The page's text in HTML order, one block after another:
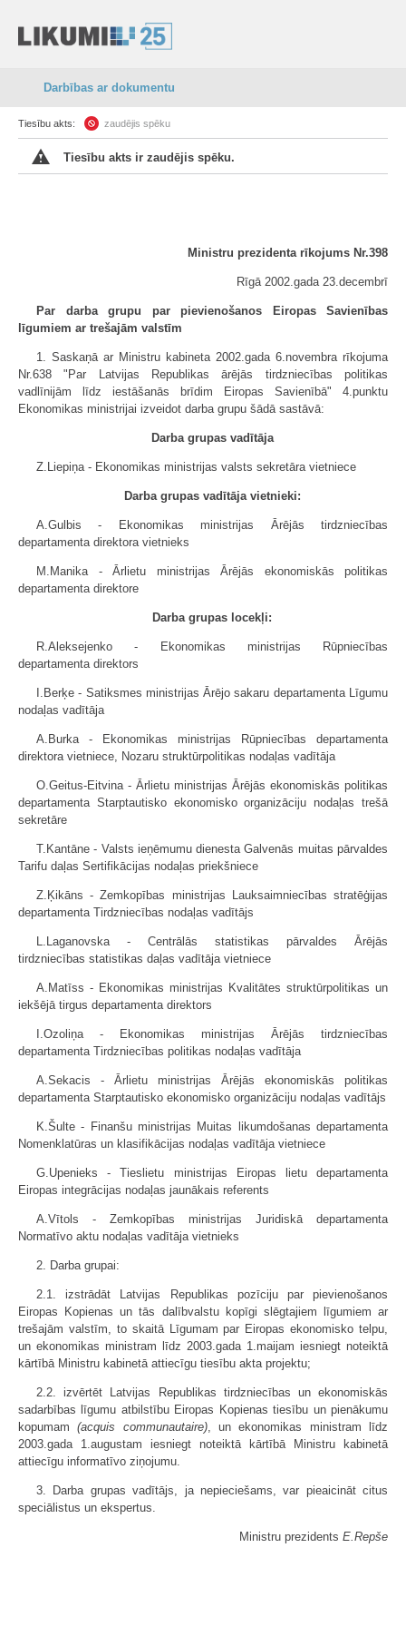
Darbības ar dokumentu
Tiesību akts: zaudējis spēku
Tiesību akts ir zaudējis spēku.
Ministru prezidenta rīkojums Nr.398
Rīgā 2002.gada 23.decembrī
Par darba grupu par pievienošanos Eiropas Savienības
līgumiem ar trešajām valstīm
1. Saskaņā ar Ministru kabineta 2002.gada 6.novembra rīkojuma
Nr.638 "Par Latvijas Republikas ārējās tirdzniecības politikas
vadlīnijām līdz iestāšanās brīdim Eiropas Savienībā" 4.punktu
Ekonomikas ministrijai izveidot darba grupu šādā sastāvā:
Darba grupas vadītāja
Z.Liepiņa - Ekonomikas ministrijas valsts sekretāra vietniece
Darba grupas vadītāja vietnieki:
A.Gulbis - Ekonomikas ministrijas Ārējās tirdzniecības
departamenta direktora vietnieks
M.Manika - Ārlietu ministrijas Ārējās ekonomiskās politikas
departamenta direktore
Darba grupas locekļi:
R.Aleksejenko - Ekonomikas ministrijas Rūpniecības
departamenta direktors
I.Berķe - Satiksmes ministrijas Ārējo sakaru departamenta Līgumu
nodaļas vadītāja
A.Burka - Ekonomikas ministrijas Rūpniecības departamenta
direktora vietniece, Nozaru struktūrpolitikas nodaļas vadītāja
O.Geitus-Eitvina - Ārlietu ministrijas Ārējās ekonomiskās politikas
departamenta Starptautisko ekonomisko organizāciju nodaļas trešā
sekretāre
T.Kantāne - Valsts ieņēmumu dienesta Galvenās muitas pārvaldes
Tarifu daļas Sertifikācijas nodaļas priekšniece
Z.Ķikāns - Zemkopības ministrijas Lauksaimniecības stratēģijas
departamenta Tirdzniecības nodaļas vadītājs
L.Laganovska - Centrālās statistikas pārvaldes Ārējās
tirdzniecības statistikas daļas vadītāja vietniece
A.Matīss - Ekonomikas ministrijas Kvalitātes struktūrpolitikas un
iekšējā tirgus departamenta direktors
I.Ozoliņa - Ekonomikas ministrijas Ārējās tirdzniecības
departamenta Tirdzniecības politikas nodaļas vadītāja
A.Sekacis - Ārlietu ministrijas Ārējās ekonomiskās politikas
departamenta Starptautisko ekonomisko organizāciju nodaļas vadītājs
K.Šulte - Finanšu ministrijas Muitas likumdošanas departamenta
Nomenklatūras un klasifikācijas nodaļas vadītāja vietniece
G.Upenieks - Tieslietu ministrijas Eiropas lietu departamenta
Eiropas integrācijas nodaļas jaunākais referents
A.Vītols - Zemkopības ministrijas Juridiskā departamenta
Normatīvo aktu nodaļas vadītāja vietnieks
2. Darba grupai:
2.1. izstrādāt Latvijas Republikas pozīciju par pievienošanos
Eiropas Kopienas un tās dalībvalstu kopīgi slēgtajiem līgumiem ar
trešajām valstīm, to skaitā Līgumam par Eiropas ekonomisko telpu,
un ekonomikas ministram līdz 2003.gada 1.maijam iesniegt noteiktā
kārtībā Ministru kabinetā attiecīgu tiesību akta projektu;
2.2. izvērtēt Latvijas Republikas tirdzniecības un ekonomiskās
sadarbības līgumu atbilstību Eiropas Kopienas tiesību un pienākumu
kopumam(acquis communautaire), un ekonomikas ministram līdz
2003.gada 1.augustam iesniegt noteiktā kārtībā Ministru kabinetā
attiecīgu informatīvo ziņojumu.
3. Darba grupas vadītājs, ja nepieciešams, var pieaicināt citus
speciālistus un ekspertus.
Ministru prezidents E.Repše